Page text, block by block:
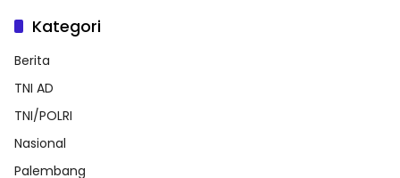
Kategori
Berita
TNI AD
TNI/POLRI
Nasional
Palembang